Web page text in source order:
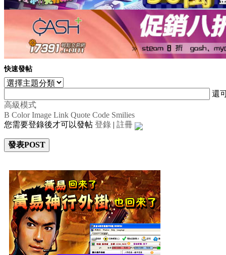
快速發帖
還
高級模式
B Color Image Link Quote Code Smilies
您需要登錄後才可以發帖 登錄 | 註冊
發表POST